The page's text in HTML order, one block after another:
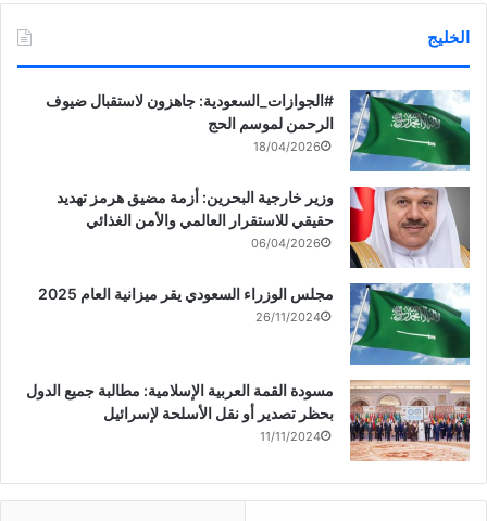
الخليج
‏‎#الجوازات_السعودية: جاهزون لاستقبال ضيوف
الرحمن لموسم الحج
18/04/2026
وزير خارجية البحرين: أزمة مضيق هرمز تهديد
حقيقي للاستقرار العالمي والأمن الغذائي
06/04/2026
مجلس الوزراء السعودي يقر ميزانية العام 2025
26/11/2024
مسودة القمة العربية الإسلامية: مطالبة جميع الدول
بحظر تصدير أو نقل الأسلحة لإسرائيل
11/11/2024